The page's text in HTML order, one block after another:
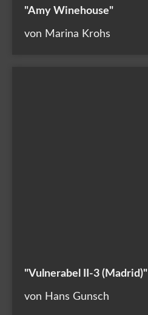
"Amy Winehouse"
von Marina Krohs
"Vulnerabel II-3 (Madrid)"
von Hans Gunsch